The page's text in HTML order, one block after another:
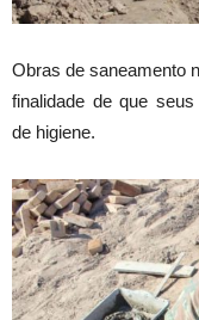
Obras de saneamento
finalidade de que
de higiene.